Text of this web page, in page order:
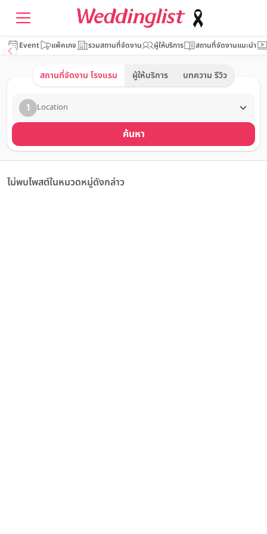
Event แพ็คเกจ รวมสถานที่จัดงาน ผู้ให้บริการ สถานที่จัดงานแนะนำ
สถานที่จัดงาน โรงแรม ผู้ให้บริการ บทความ รีวิว
1 Location
ค้นหา
ไม่พบโพสต์ในหมวดหมู่ดังกล่าว